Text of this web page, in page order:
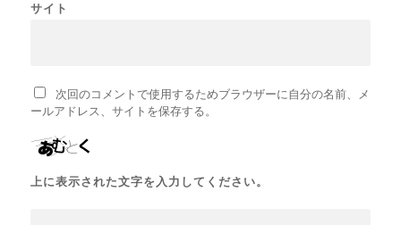
サイト
次回のコメントで使用するためブラウザーに自分の名前、メ
ールアドレス、サイトを保存する。
上に表示された文字を入力してください。